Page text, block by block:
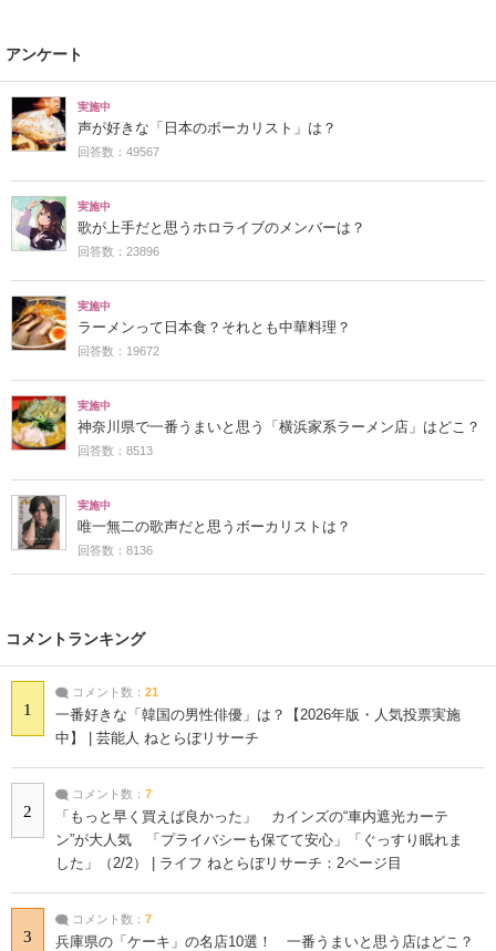
アンケート
実施中
声が好きな「日本のボーカリスト」は？
回答数：49567
実施中
歌が上手だと思うホロライブのメンバーは？
回答数：23896
実施中
ラーメンって日本食？それとも中華料理？
回答数：19672
実施中
神奈川県で一番うまいと思う「横浜家系ラーメン店」はどこ？
回答数：8513
実施中
唯一無二の歌声だと思うボーカリストは？
回答数：8136
コメントランキング
1
コメント数： 21
一番好きな「韓国の男性俳優」は？【2026年版・人気投票実施
中】 | 芸能人 ねとらぼリサーチ
2
コメント数： 7
「もっと早く買えば良かった」 カインズの“車内遮光カーテ
ン”が大人気 「プライバシーも保てて安心」「ぐっすり眠れま
した」（2/2） | ライフ ねとらぼリサーチ：2ページ目
3
コメント数： 7
兵庫県の「ケーキ」の名店10選！ 一番うまいと思う店はどこ？